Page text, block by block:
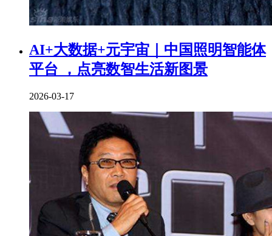
AI+大数据+元宇宙｜中国照明智能体
平台 ，点亮数智生活新图景
2026-03-17